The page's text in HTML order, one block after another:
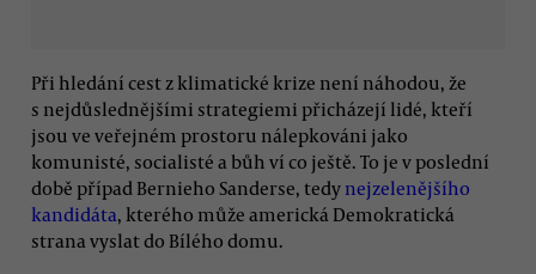
Při hledání cest z klimatické krize není náhodou, že
s nejdůslednějšími strategiemi přicházejí lidé, kteří
jsou ve veřejném prostoru nálepkováni jako
komunisté, socialisté a bůh ví co ještě. To je v poslední
době případ Bernieho Sanderse, tedy nejzelenějšího
kandidáta, kterého může americká Demokratická
strana vyslat do Bílého domu.